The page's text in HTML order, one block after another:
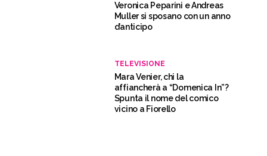
Veronica Peparini e Andreas
Muller si sposano con un anno
d’anticipo
TELEVISIONE
Mara Venier, chi la
affiancherà a “Domenica In”?
Spunta il nome del comico
vicino a Fiorello